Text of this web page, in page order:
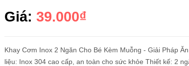
Giá: 39.000₫
Khay Cơm Inox 2 Ngăn Cho Bé Kèm Muỗng - Giải Pháp Ăn
liệu: Inox 304 cao cấp, an toàn cho sức khỏe Thiết kế: 2